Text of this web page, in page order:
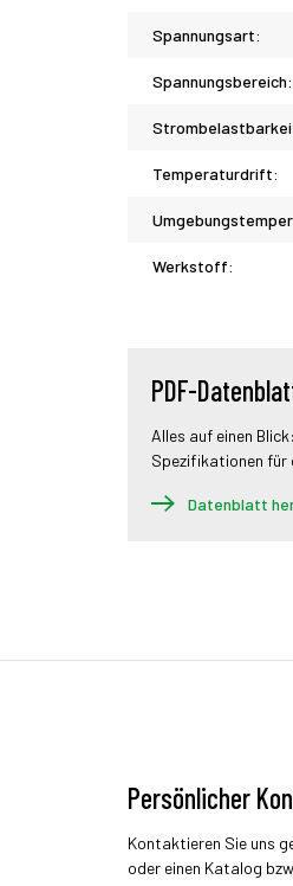
Spannungsart:
Spannungsbereich:
Temperaturdrift:
Werkstoff:
PDF-
Alles auf einen
Spezifikationen für
Datenblatt
Persönlicher
Kontaktieren Sie uns
oder einen Katalog